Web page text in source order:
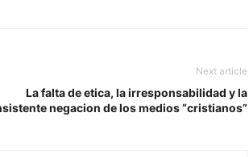
Next article
La falta de etica, la irresponsabilidad y la
negacion de los medios “cristianos”